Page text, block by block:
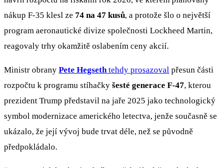
nákup F-35 klesl ze 74 na 47 kusů, a protože šlo o největší
program aeronautické divize společnosti Lockheed Martin,
reagovaly trhy okamžitě oslabením ceny akcií.
Ministr obrany Pete Hegseth tehdy prosazoval přesun části
rozpočtu k programu stíhačky šesté generace F-47, kterou
prezident Trump představil na jaře 2025 jako technologický
symbol modernizace amerického letectva, jenže současně se
ukázalo, že její vývoj bude trvat déle, než se původně
předpokládalo.